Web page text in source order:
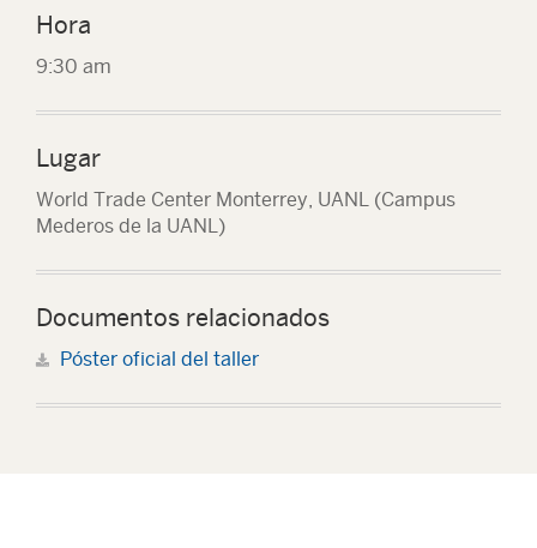
Hora
9:30 am
Lugar
World Trade Center Monterrey, UANL (Campus
Mederos de la UANL)
Documentos relacionados
Póster oficial del taller